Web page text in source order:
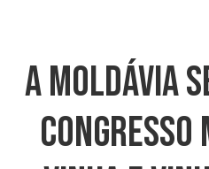
A Moldávia
Congresso